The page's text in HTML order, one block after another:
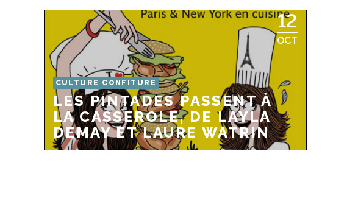
12
OCT
CULTURE CONFITURE
LES PINTADES PASSENT À
LA CASSEROLE, DE LAYLA
DEMAY ET LAURE WATRIN